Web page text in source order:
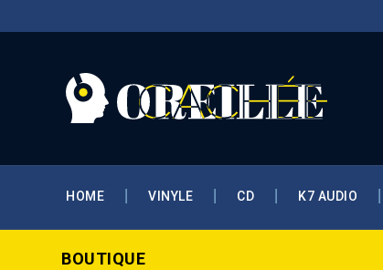
HOME VINYLE CD K7 AUDIO
BOUTIQUE